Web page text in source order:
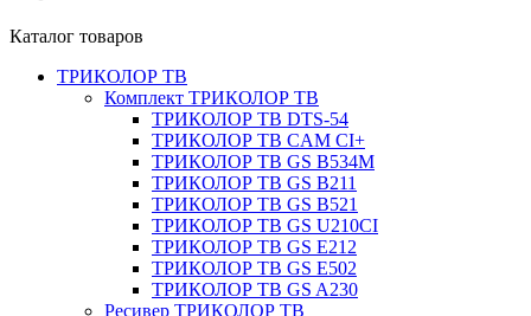
Каталог товаров
ТРИКОЛОР ТВ
Комплект ТРИКОЛОР ТВ
ТРИКОЛОР ТВ DTS-54
ТРИКОЛОР ТВ CAM CI+
ТРИКОЛОР ТВ GS B534M
ТРИКОЛОР ТВ GS B211
ТРИКОЛОР ТВ GS B521
ТРИКОЛОР ТВ GS U210CI
ТРИКОЛОР ТВ GS E212
ТРИКОЛОР ТВ GS E502
ТРИКОЛОР ТВ GS A230
Ресивер ТРИКОЛОР ТВ